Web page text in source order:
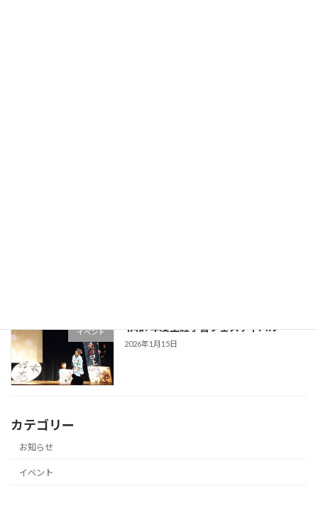
イベント 令和7年度生涯学習フェスティバル
2026年1月15日
カテゴリー
お知らせ
イベント